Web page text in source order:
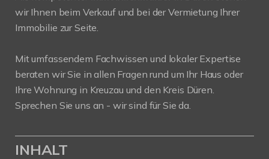
wir Ihnen beim Verkauf und bei der Vermietung Ihrer
Immobilie zur Seite.
Mit umfassendem Fachwissen und lokaler Expertise
beraten wir Sie in allen Fragen rund um Ihr Haus oder
Ihre Wohnung in Kreuzau und den Kreis Düren.
Sprechen Sie uns an - wir sind für Sie da.
INHALT